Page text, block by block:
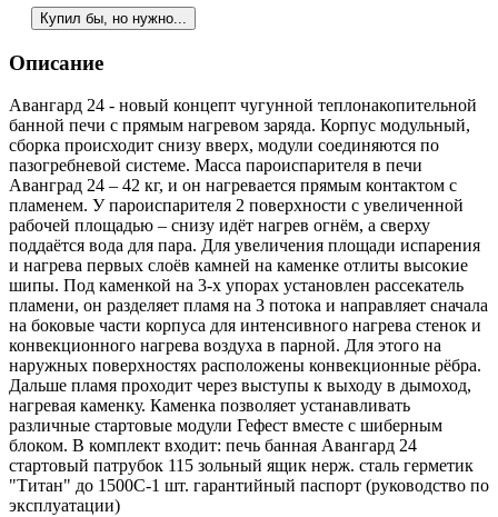
Купил бы, но нужно...
Описание
Авангард 24 - новый концепт чугунной теплонакопительной
банной печи с прямым нагревом заряда. Корпус модульный,
сборка происходит снизу вверх, модули соединяются по
пазогребневой системе. Масса пароиспарителя в печи
Аванград 24 – 42 кг, и он нагревается прямым контактом с
пламенем. У пароиспарителя 2 поверхности с увеличенной
рабочей площадью – снизу идёт нагрев огнём, а сверху
поддаётся вода для пара. Для увеличения площади испарения
и нагрева первых слоёв камней на каменке отлиты высокие
шипы. Под каменкой на 3-х упорах установлен рассекатель
пламени, он разделяет пламя на 3 потока и направляет сначала
на боковые части корпуса для интенсивного нагрева стенок и
конвекционного нагрева воздуха в парной. Для этого на
наружных поверхностях расположены конвекционные рёбра.
Дальше пламя проходит через выступы к выходу в дымоход,
нагревая каменку. Каменка позволяет устанавливать
различные стартовые модули Гефест вместе с шиберным
блоком. В комплект входит: печь банная Авангард 24
стартовый патрубок 115 зольный ящик нерж. сталь герметик
"Титан" до 1500С-1 шт. гарантийный паспорт (руководство по
эксплуатации)